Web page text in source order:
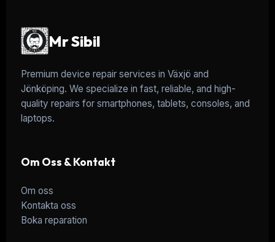
Mr Sibil
Premium device repair services in Växjö and
Jönköping. We specialize in fast, reliable, and high-
quality repairs for smartphones, tablets, consoles, and
laptops.
Om Oss & Kontakt
Om oss
Kontakta oss
Boka reparation